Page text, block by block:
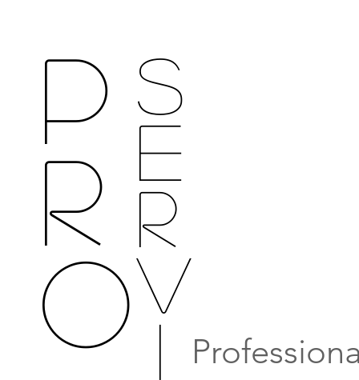
p
R
o
S
E
R
V
I